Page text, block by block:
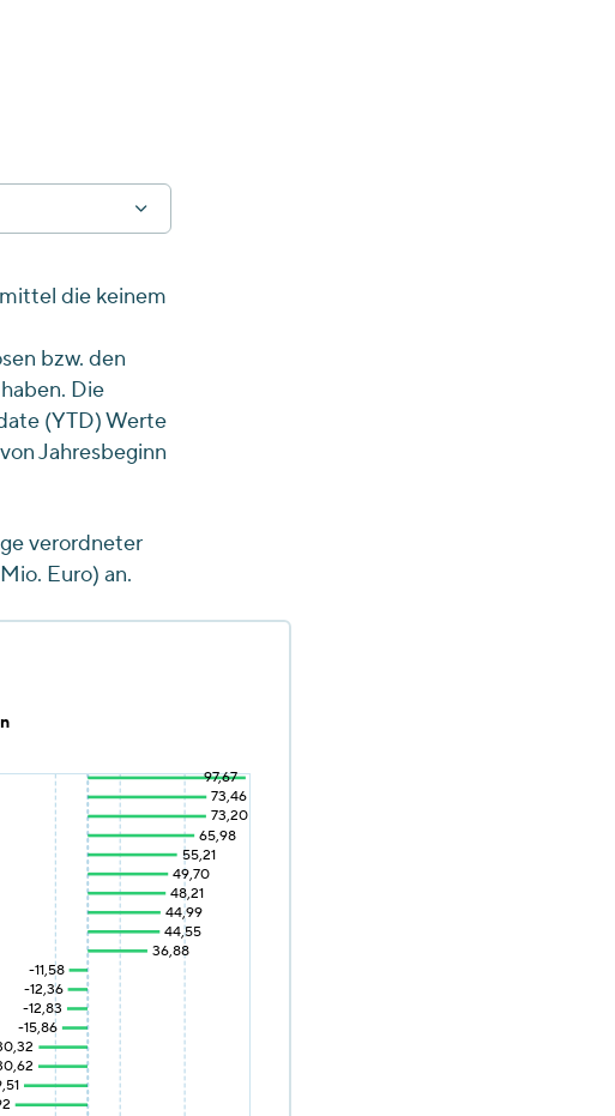
die keinem
bzw. den
Die
(YTD) Werte
Jahresbeginn
verordneter
Euro) an.
97,67
73,46
73,20
65,98
55,21
49,70
48,21
44,99
44,55
36,88
-11,58
-12,36
-12,83
-15,86